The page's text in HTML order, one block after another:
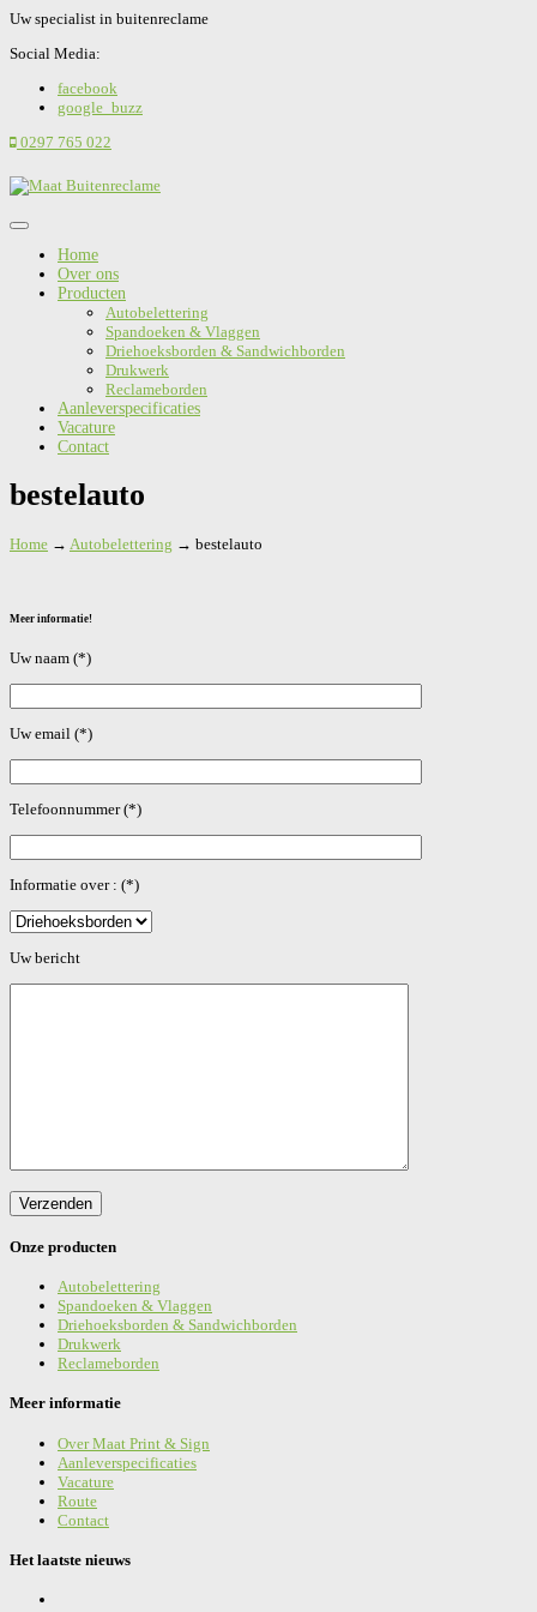
Uw specialist in buitenreclame
Social Media:
facebook
google_buzz
0297 765 022
Home
Over ons
Producten
Autobelettering
Spandoeken & Vlaggen
Driehoeksborden & Sandwichborden
Drukwerk
Reclameborden
Aanleverspecificaties
Vacature
Contact
bestelauto
Home → Autobelettering → bestelauto
Meer informatie!
Uw naam (*)
Uw email (*)
Telefoonnummer (*)
Informatie over : (*)
Gelieve dit veld leeg te laten.
Uw bericht
Onze producten
Autobelettering
Spandoeken & Vlaggen
Driehoeksborden & Sandwichborden
Drukwerk
Reclameborden
Meer informatie
Over Maat Print & Sign
Aanleverspecificaties
Vacature
Route
Contact
Het laatste nieuws